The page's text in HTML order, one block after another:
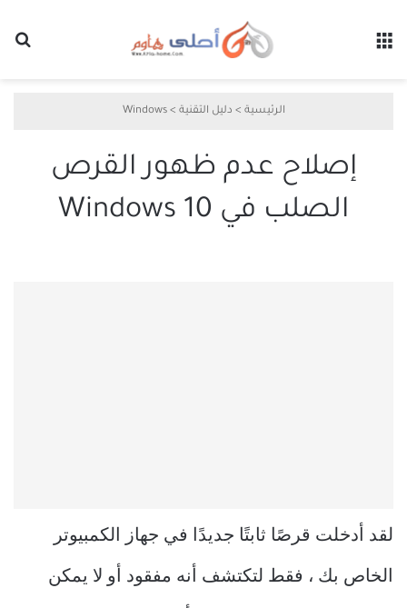
الرئيسية > دليل التقنية >
Windows
إصلاح عدم ظهور القرص
الصلب في Windows 10
لقد أدخلت قرصًا ثابتًا جديدًا في جهاز الكمبيوتر
الخاص بك ، فقط لتكتشف أنه مفقود أو لا يمكن